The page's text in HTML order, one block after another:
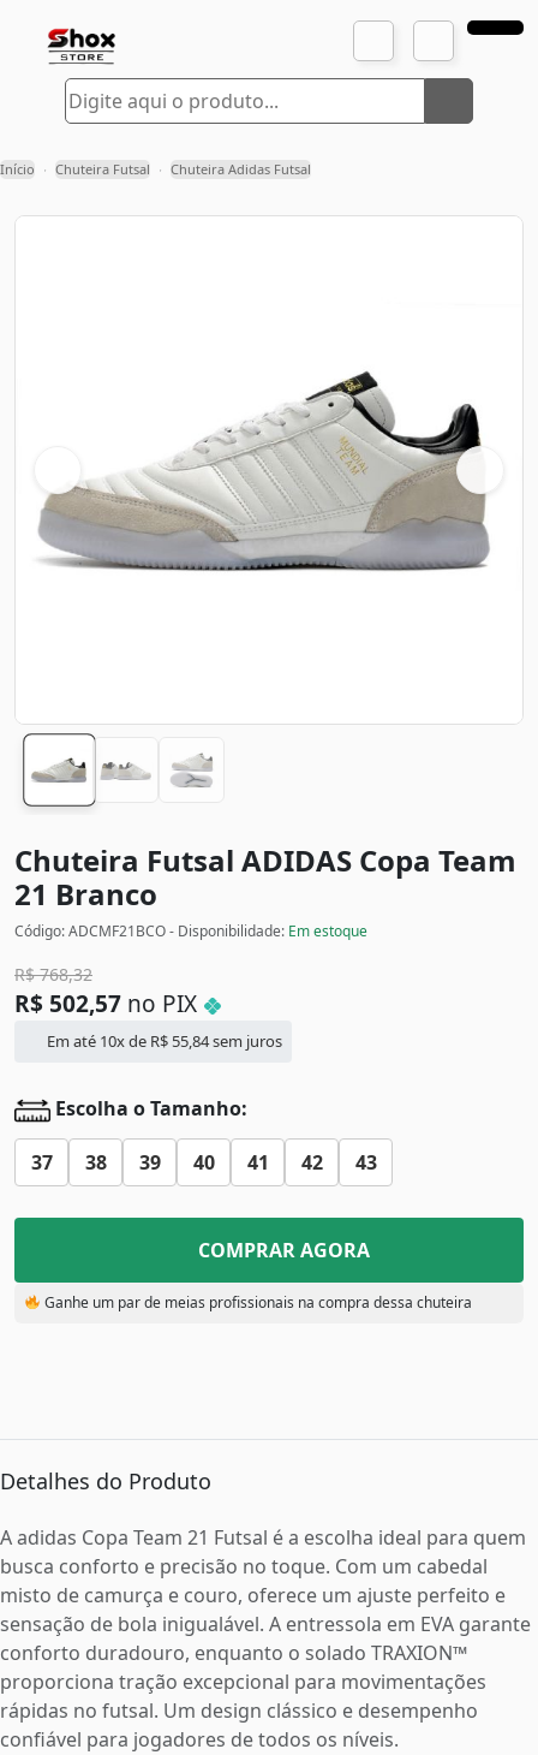
Início › Chuteira Futsal › Chuteira Adidas Futsal
Chuteira Futsal ADIDAS Copa Team
21 Branco
Código: ADCMF21BCO - Disponibilidade: Em estoque
R$768,32
R$ 502,57 no PIX
Em até 10x de R$ 55,84sem juros
Escolha o Tamanho:
37 38 39 40 41 42 43
COMPRAR AGORA
Ganhe um par de meias profissionais na compra dessa chuteira
Detalhes do Produto
A adidas Copa Team 21 Futsal é a escolha ideal para quem
busca conforto e precisão no toque. Com um cabedal
misto de camurça e couro, oferece um ajuste perfeito e
sensação de bola inigualável. A entressola em EVA garante
conforto duradouro, enquanto o solado TRAXION™
proporciona tração excepcional para movimentações
rápidas no futsal. Um design clássico e desempenho
confiável para jogadores de todos os níveis.